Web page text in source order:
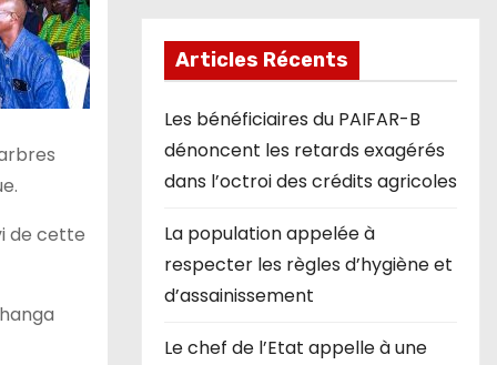
de cette
Articles Récents
Les bénéficiaires du PAIFAR-B
dénoncent les retards exagérés
dans l’octroi des crédits agricoles
La population appelée à
respecter les règles d’hygiène et
d’assainissement
Le chef de l’Etat appelle à une